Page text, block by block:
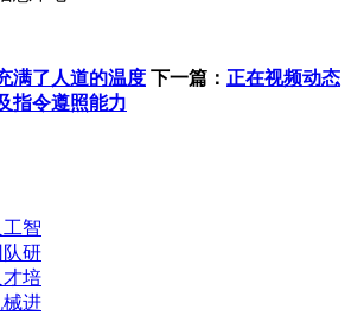
满了人道的温度 下一篇： 正在视频动态
指令遵照能力
智
队研
培
械进